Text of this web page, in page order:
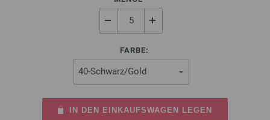
FARBE:
IN DEN EINKAUFSWAGEN LEGEN